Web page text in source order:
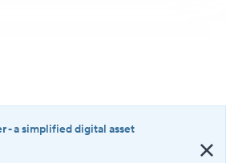
- a simplified digital asset